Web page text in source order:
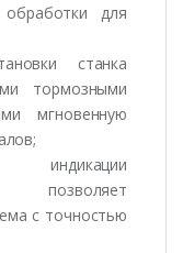
для
станка
тормозными
мгновенную
индикации
позволяет
с точностью